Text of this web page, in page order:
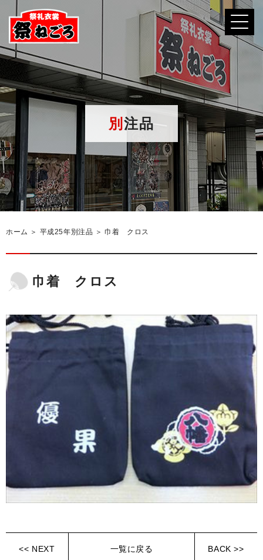
別注品
ホーム ＞ 平成25年別注品 ＞ 巾着 クロス
巾着 クロス
<< NEXT 一覧に戻る BACK >>